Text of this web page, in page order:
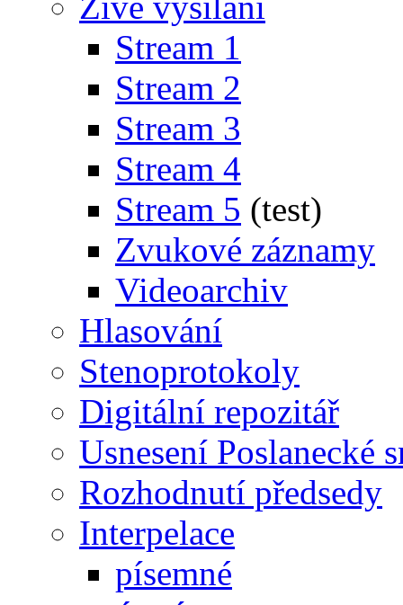
Stream 1
Stream 2
Stream 3
Stream 4
Stream 5 (test)
Zvukové záznamy
Videoarchiv
Hlasování
Stenoprotokoly
Digitální repozitář
Usnesení Poslanecké
Rozhodnutí předsedy
Interpelace
písemné